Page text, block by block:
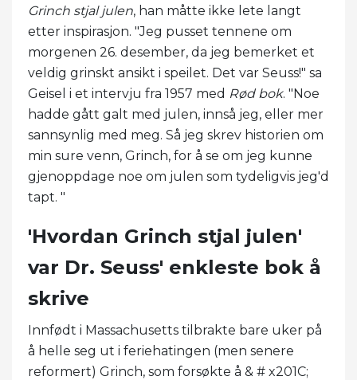
Grinch stjal julen, han måtte ikke lete langt
etter inspirasjon. "Jeg pusset tennene om
morgenen 26. desember, da jeg bemerket et
veldig grinskt ansikt i speilet. Det var Seuss!" sa
Geisel i et intervju fra 1957 med Rød bok. "Noe
hadde gått galt med julen, innså jeg, eller mer
sannsynlig med meg. Så jeg skrev historien om
min sure venn, Grinch, for å se om jeg kunne
gjenoppdage noe om julen som tydeligvis jeg'd
tapt. "
'Hvordan Grinch stjal julen'
var Dr. Seuss' enkleste bok å
skrive
Innfødt i Massachusetts tilbrakte bare uker på
å helle seg ut i feriehatingen (men senere
reformert) Grinch, som forsøkte å & # x201C;